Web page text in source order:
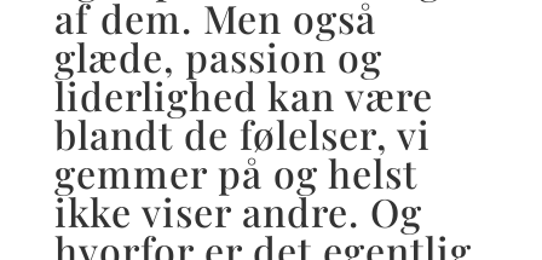
af dem. Men også
glæde, passion og
liderlighed kan være
blandt de følelser, vi
gemmer på og helst
ikke viser andre. Og
hvorfor er det egentlig,